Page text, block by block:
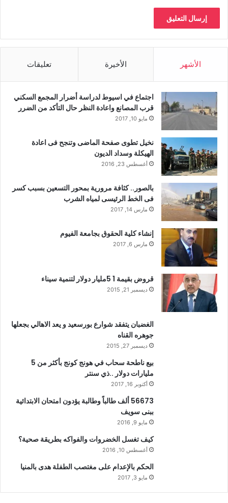
الأشهر الأخيرة تعليقات
اجتماع في اسيوط لدراسة أضرار المجمع السكني
قرب المصانع واعادة النظر حال التأكد من الضرر
مايو 10, 2017
نخيل تطوى صفحة الماضى وتنجح فى اعادة
الهيكلة وسداد الديون
أغسطس 23, 2016
بالصور.. كثافة مرورية بمحور التسعين بسبب كسر
فى الخط الرئيسى لمياه الشرب
مارس 14, 2017
إنشاء كلية الحقوق بجامعة الفيوم
مارس 6, 2017
قروض بقيمة 1 5مليار دولار لتنمية سيناء
ديسمبر 21, 2015
الغضبان يتفقد شوارع بورسعيد و يعد الاهالي بجعلها
جوهره القناه
ديسمبر 27, 2015
بيع ناطحة سحاب في هونج كونج بأكثر من 5
مليارات دولار ..ذي سنتر
أكتوبر 16, 2017
56673 ألف طالباً وطالبة يؤدون امتحان الابتدائية
ببنى سويف
مايو 9, 2016
كيف تغسل الخضروات والفواكه بطريقة صحية؟
أغسطس 10, 2016
الحكم بالإعدام على مغتصب الطفلة هدى بالمنيا
مايو 3, 2017